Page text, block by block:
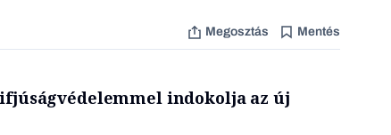
Megosztás Mentés
indokolja az új